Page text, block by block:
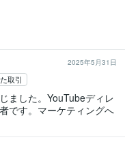
2025年5月31日
取引
ました。YouTubeディレ
です。マーケティングへ